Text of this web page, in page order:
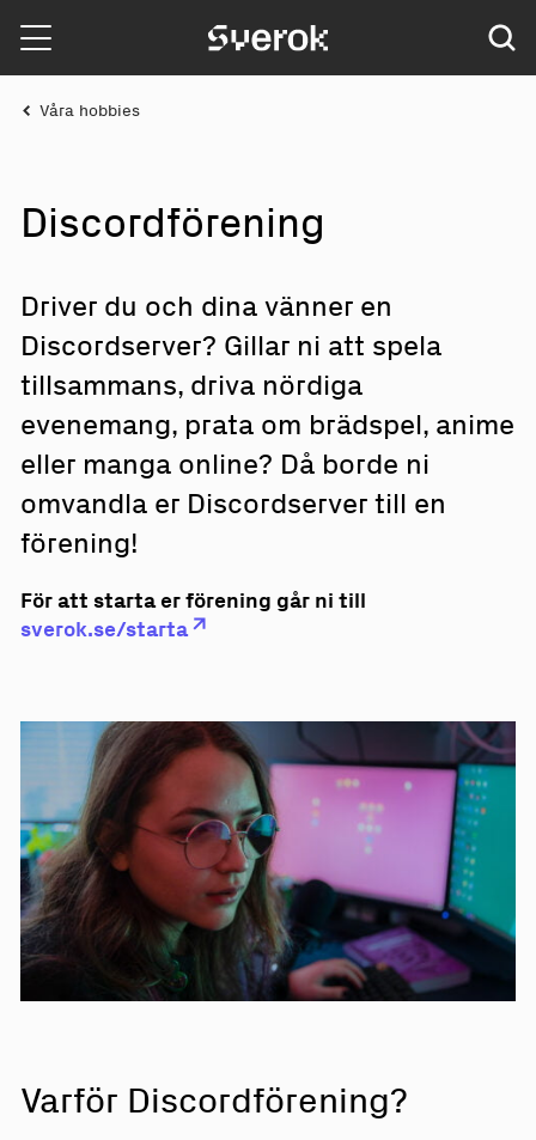
Sverok
Våra hobbies
Discordförening
Driver du och dina vänner en
Discordserver? Gillar ni att spela
tillsammans, driva nördiga
evenemang, prata om brädspel, anime
eller manga online? Då borde ni
omvandla er Discordserver till en
förening!
För att starta er förening går ni till
sverok.se/starta
Varför Discordförening?